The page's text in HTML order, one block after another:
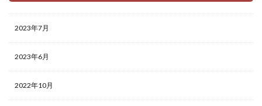
2023年7月
2023年6月
2022年10月